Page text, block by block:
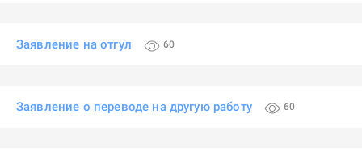
Заявление на отгул 60
Заявление о переводе на другую работу 60